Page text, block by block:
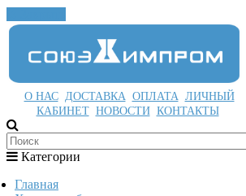
О НАС ДОСТАВКА ОПЛАТА ЛИЧНЫЙ
КАБИНЕТ НОВОСТИ КОНТАКТЫ
Категории
Главная